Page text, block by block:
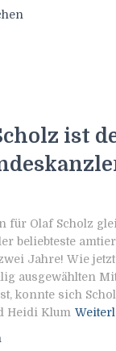
ist
für Olaf Scholz
beliebteste
Jahre! Wie
ausgewählten
konnte sich
Heidi Klum